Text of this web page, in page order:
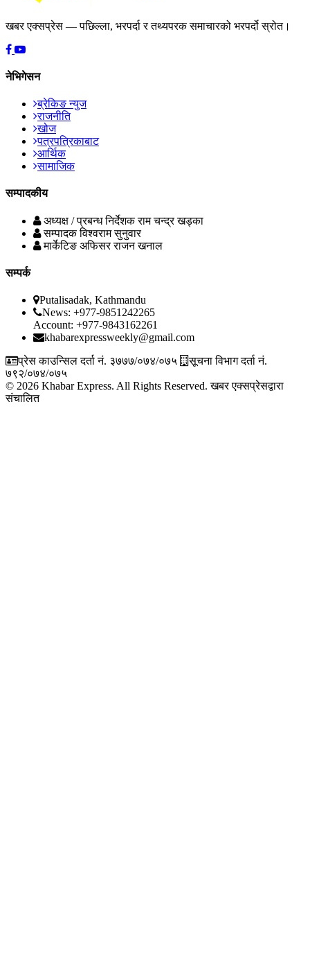
खबर एक्सप्रेस — पछिल्ला, भरपर्दा र तथ्यपरक समाचारको भरपर्दो स्रोत।
नेभिगेसन
ब्रेकिङ न्युज
राजनीति
खोज
पत्रपत्रिकाबाट
आर्थिक
सामाजिक
सम्पादकीय
अध्यक्ष / प्रबन्ध निर्देशक राम चन्द्र खड्का
सम्पादक विश्वराम सुनुवार
मार्केटिङ अफिसर राजन खनाल
सम्पर्क
Putalisadak, Kathmandu
News: +977-9851242265
Account: +977-9843162261
khabarexpressweekly@gmail.com
प्रेस काउन्सिल दर्ता नं. ३७७७/०७४/०७५
सूचना विभाग दर्ता नं.
७९२/०७४/०७५
© 2026 Khabar Express. All Rights Reserved. खबर एक्सप्रेसद्वारा
संचालित